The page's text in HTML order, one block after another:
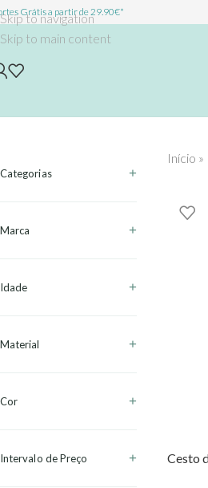
Skip to navigation
Skip to main content
Grátis a partir de 29.90€*
Categorias
Marca
Idade
Material
Cor
Intervalo de Preço
Início »
Cesto